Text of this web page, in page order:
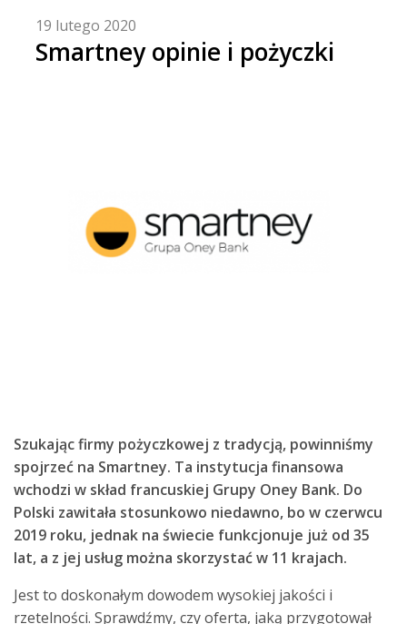
19 lutego 2020
Smartney opinie i pożyczki
Szukając firmy pożyczkowej z tradycją, powinniśmy
spojrzeć na Smartney. Ta instytucja finansowa
wchodzi w skład francuskiej Grupy Oney Bank. Do
Polski zawitała stosunkowo niedawno, bo w czerwcu
2019 roku, jednak na świecie funkcjonuje już od 35
lat, a z jej usług można skorzystać w 11 krajach.
Jest to doskonałym dowodem wysokiej jakości i
rzetelności. Sprawdźmy, czy oferta, jaką przygotował